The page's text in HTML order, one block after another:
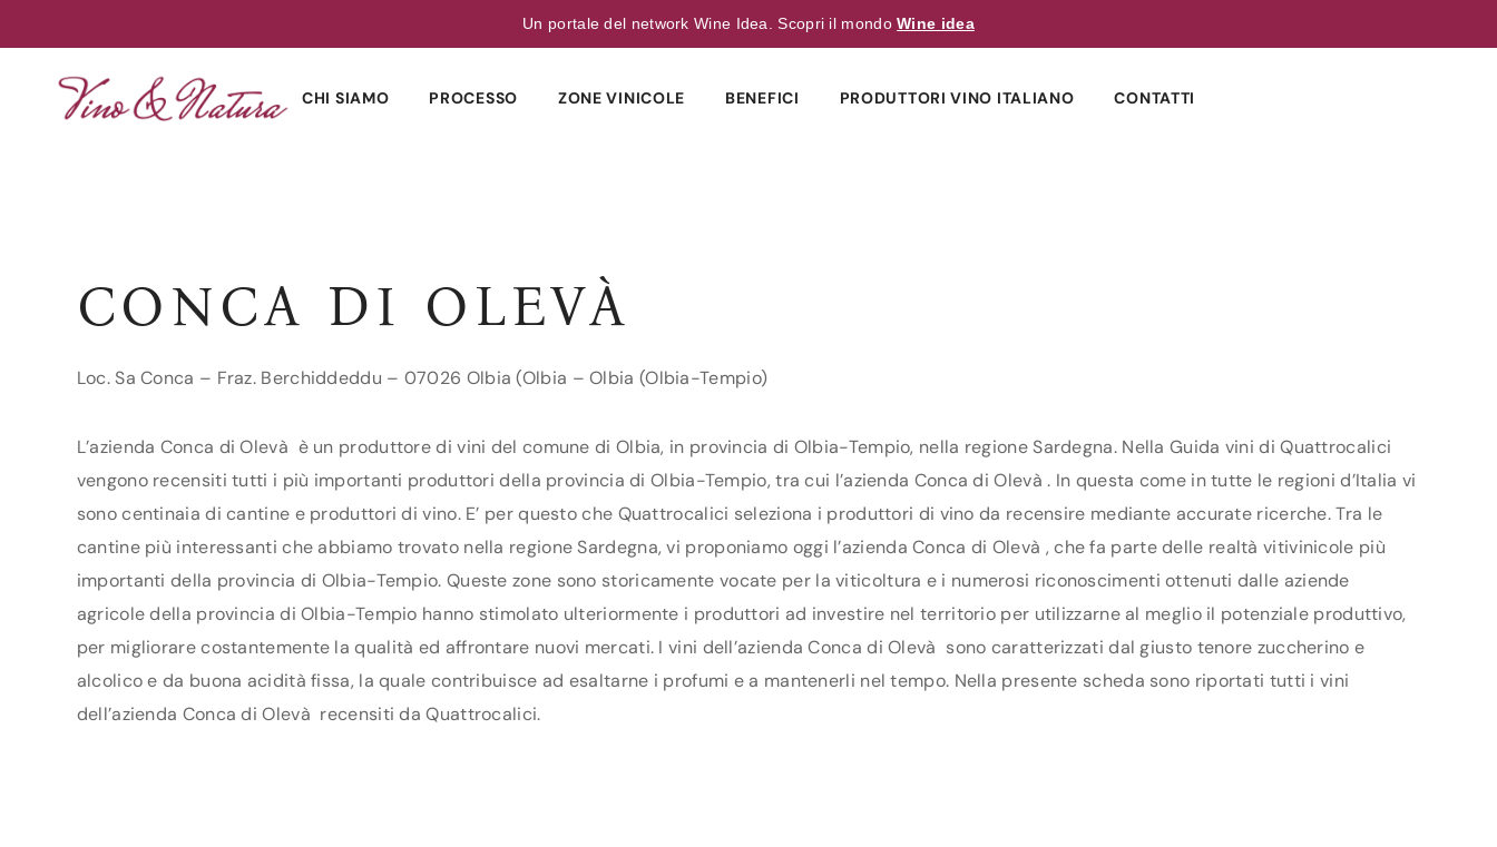
Un portale del network Wine Idea. Scopri il mondoWine idea
CHI SIAMO PROCESSO ZONE VINICOLE BENEFICI PRODUTTORI VINO ITALIANO CONTATTI
CONCA DI OLEVÀ
Loc. Sa Conca – Fraz. Berchiddeddu – 07026 Olbia (Olbia – Olbia (Olbia-Tempio)
L’azienda Conca di Olevà è un produttore di vini del comune di Olbia, in provincia di Olbia-Tempio, nella regione Sardegna. Nella Guida vini di Quattrocalici
vengono recensiti tutti i più importanti produttori della provincia di Olbia-Tempio, tra cui l’azienda Conca di Olevà . In questa come in tutte le regioni d’Italia vi
sono centinaia di cantine e produttori di vino. E’ per questo che Quattrocalici seleziona i produttori di vino da recensire mediante accurate ricerche. Tra le
cantine più interessanti che abbiamo trovato nella regione Sardegna, vi proponiamo oggi l’azienda Conca di Olevà , che fa parte delle realtà vitivinicole più
importanti della provincia di Olbia-Tempio. Queste zone sono storicamente vocate per la viticoltura e i numerosi riconoscimenti ottenuti dalle aziende
agricole della provincia di Olbia-Tempio hanno stimolato ulteriormente i produttori ad investire nel territorio per utilizzarne al meglio il potenziale produttivo,
per migliorare costantemente la qualità ed affrontare nuovi mercati. I vini dell’azienda Conca di Olevà sono caratterizzati dal giusto tenore zuccherino e
alcolico e da buona acidità fissa, la quale contribuisce ad esaltarne i profumi e a mantenerli nel tempo. Nella presente scheda sono riportati tutti i vini
dell’azienda Conca di Olevà recensiti da Quattrocalici.